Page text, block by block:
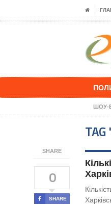
ШОУ-
SHARE
0
SHARE